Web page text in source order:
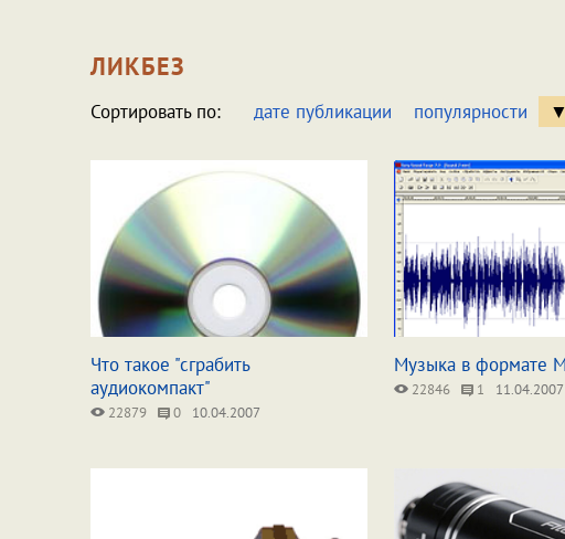
ЛИКБЕЗ
Сортировать по: дате публикации популярности
Что такое "сграбить
аудиокомпакт"
22879 0 10.04.2007
Музыка в формате
22846 1 11.04.2007